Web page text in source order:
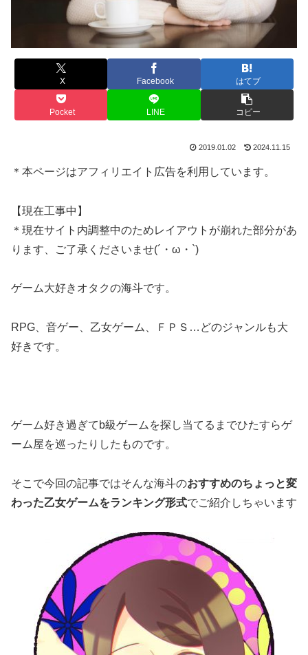
X Facebook はてブ
Pocket LINE コピー
2019.01.02 2024.11.15
＊本ページはアフィリエイト広告を利用しています。
【現在工事中】
＊現在サイト内調整中のためレイアウトが崩れた部分があ
ります、ご了承くださいませ(´・ω・`)
ゲーム大好きオタクの海斗です。
RPG、音ゲー、乙女ゲーム、ＦＰＳ…どのジャンルも大
好きです。
ゲーム好き過ぎてb級ゲームを探し当てるまでひたすらゲ
ーム屋を巡ったりしたものです。
そこで今回の記事ではそんな海斗のおすすめのちょっと変
わった乙女ゲームをランキング形式でご紹介しちゃいます